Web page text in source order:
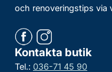
och renoveringstips via
Kontakta butik
Tel.: 036-71 45 90